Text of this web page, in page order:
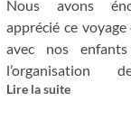
Nous avons
apprécié ce
avec nos
l’organisation
d’aventure. Les
Lire la suite